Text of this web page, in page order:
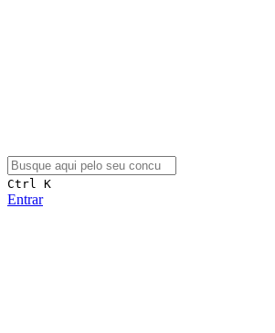
Ctrl K
Entrar